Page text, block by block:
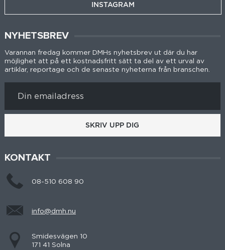
INSTAGRAM
NYHETSBREV
Varannan fredag kommer DMHs nyhetsbrev ut där du har
möjlighet att på ett kostnadsfritt sätt ta del av ett urval av
artiklar, reportage och de senaste nyheterna från branschen.
SKRIV UPP DIG
KONTAKT
08-510 608 90
info@dmh.nu
Smidesvägen 10
171 41 Solna